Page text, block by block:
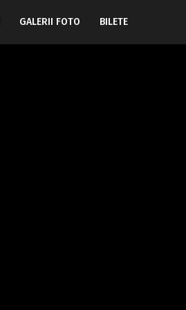
GALERII FOTO BILETE